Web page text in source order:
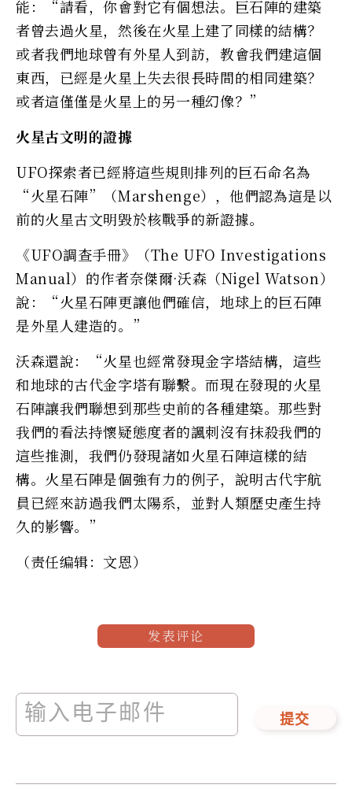
能：“請看，你會對它有個想法。巨石陣的建築
者曾去過火星，然後在火星上建了同樣的結構？
或者我們地球曾有外星人到訪，教會我們建這個
東西，已經是火星上失去很長時間的相同建築？
或者這僅僅是火星上的另一種幻像？”
火星古文明的證據
UFO探索者已經將這些規則排列的巨石命名為
“火星石陣”（Marshenge），他們認為這是以
前的火星古文明毀於核戰爭的新證據。
《UFO調查手冊》（The UFO Investigations
Manual）的作者奈傑爾·沃森（Nigel Watson）
說：“火星石陣更讓他們確信，地球上的巨石陣
是外星人建造的。”
沃森還說：“火星也經常發現金字塔結構，這些
和地球的古代金字塔有聯繫。而現在發現的火星
石陣讓我們聯想到那些史前的各種建築。那些對
我們的看法持懷疑態度者的諷刺沒有抹殺我們的
這些推測，我們仍發現諸如火星石陣這樣的結
構。火星石陣是個強有力的例子，說明古代宇航
員已經來訪過我們太陽系，並對人類歷史產生持
久的影響。”
（责任编辑：文恩）
发表评论
提交